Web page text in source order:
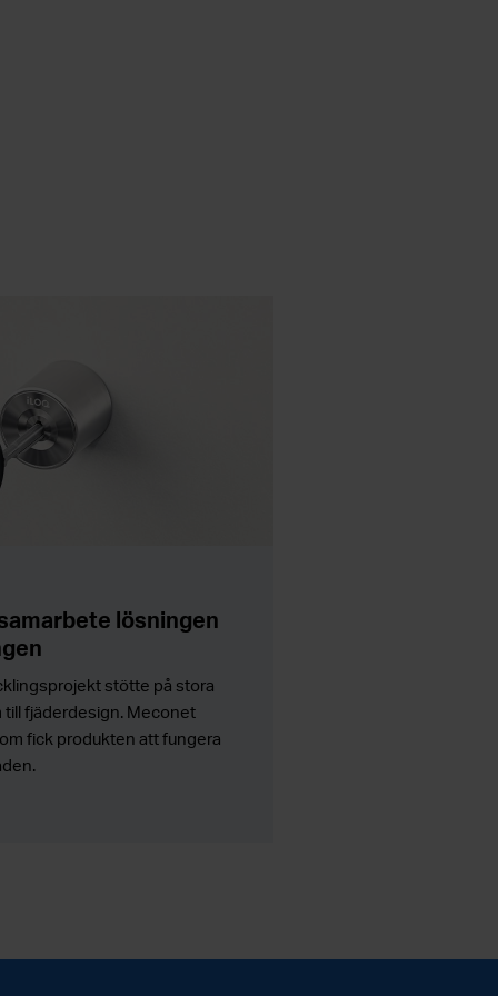
lösningen
stötte på stora
till fjäderdesign. Meconet
fick produkten att fungera